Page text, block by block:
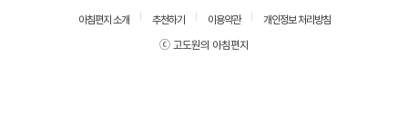
아침편지 소개 추천하기 이용약관
개인정보 처리방침
ⓒ 고도원의 아침편지